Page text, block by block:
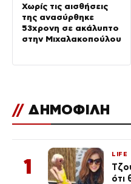
Χωρίς τις αισθήσεις
της ανασύρθηκε
53χρονη σε ακάλυπτο
στην Μιχαλακοπούλου
// ΔΗΜΟΦΙΛΗ
1
LIFE
ότι